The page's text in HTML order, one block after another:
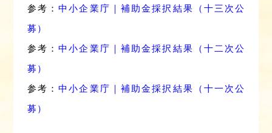
参考：中小企業庁｜補助金採択結果（十三次公
募）
参考：中小企業庁｜補助金採択結果（十二次公
募）
参考：中小企業庁｜補助金採択結果（十一次公
募）